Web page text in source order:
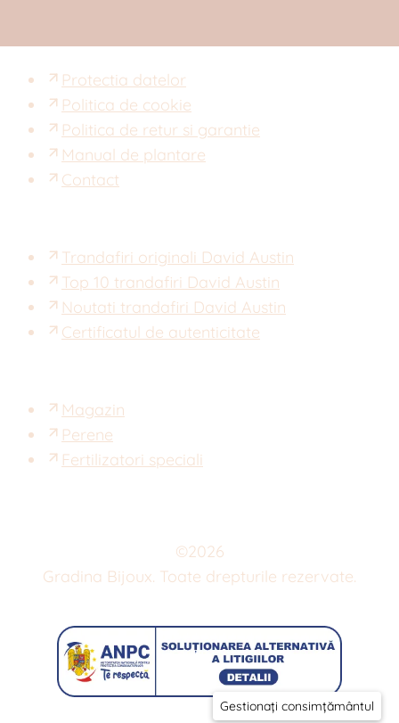
Protectia datelor
Politica de cookie
Politica de retur si garantie
Manual de plantare
Contact
Trandafiri originali David Austin
Top 10 trandafiri David Austin
Noutati trandafiri David Austin
Certificatul de autenticitate
Magazin
Perene
Fertilizatori speciali
©2026
Gradina Bijoux. Toate drepturile rezervate.
Gestionați consimțământul